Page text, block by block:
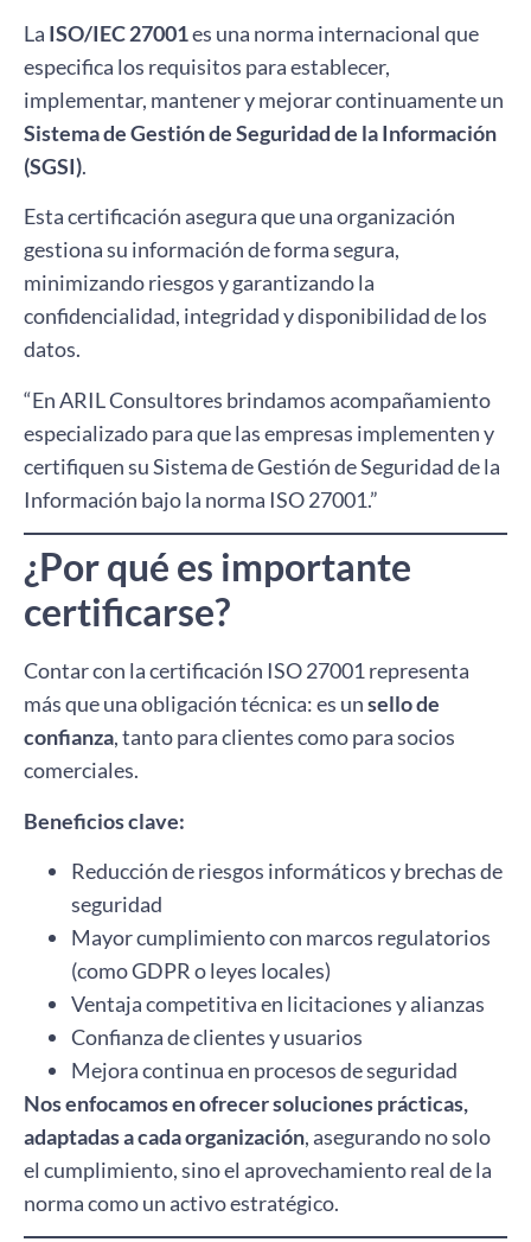
La ISO/IEC 27001es una norma internacional que
especifica los requisitos para establecer,
implementar, mantener y mejorar continuamente un
Sistema de Gestión de Seguridad de la Información
(SGSI).
Esta certificación asegura que una organización
gestiona su información de forma segura,
minimizando riesgos y garantizando la
confidencialidad, integridad y disponibilidad de los
datos.
“En ARIL Consultores brindamos acompañamiento
especializado para que las empresas implementen y
certifiquen su Sistema de Gestión de Seguridad de la
Información bajo la norma ISO 27001.”
¿Por qué es importante
certificarse?
Contar con la certificación ISO 27001 representa
más que una obligación técnica: es unsello de
confianza, tanto para clientes como para socios
comerciales.
Beneficios clave:
Reducción de riesgos informáticos y brechas de
seguridad
Mayor cumplimiento con marcos regulatorios
(como GDPR o leyes locales)
Ventaja competitiva en licitaciones y alianzas
Confianza de clientes y usuarios
Mejora continua en procesos de seguridad
Nos enfocamos en ofrecer soluciones prácticas,
adaptadas a cada organización, asegurando no solo
el cumplimiento, sino el aprovechamiento real de la
norma como un activo estratégico.